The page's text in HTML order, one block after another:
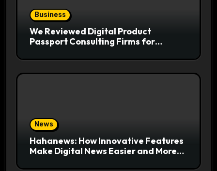
Business
We Reviewed Digital Product
Passport Consulting Firms for
News
Hahanews: How Innovative Features
Make Digital News Easier and More